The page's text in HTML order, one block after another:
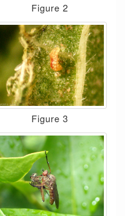
Figure 2
Figure 3